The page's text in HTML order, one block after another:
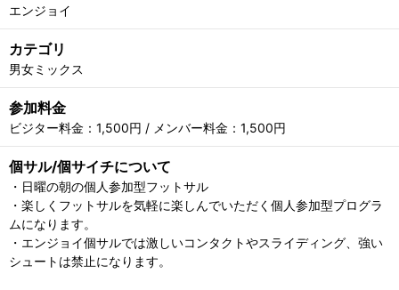
エンジョイ
カテゴリ
男女ミックス
参加料金
ビジター料金：1,500円 / メンバー料金：1,500円
個サル/個サイチについて
・日曜の朝の個人参加型フットサル
・楽しくフットサルを気軽に楽しんでいただく個人参加型プログラ
ムになります。
・エンジョイ個サルでは激しいコンタクトやスライディング、強い
シュートは禁止になります。